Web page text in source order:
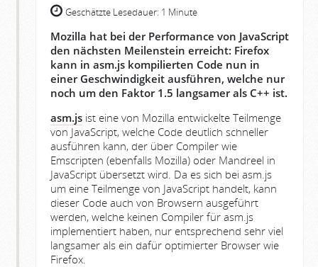
Geschätzte Lesedauer: 1 Minute
Mozilla hat bei der Performance von JavaScript
den nächsten Meilenstein erreicht: Firefox
kann in asm.js kompilierten Code nun in
einer Geschwindigkeit ausführen, welche nur
noch um den Faktor 1.5 langsamer als C++ ist.
asm.js ist eine von Mozilla entwickelte Teilmenge
von JavaScript, welche Code deutlich schneller
ausführen kann, der über Compiler wie
Emscripten (ebenfalls Mozilla) oder Mandreel in
JavaScript übersetzt wird. Da es sich bei asm.js
um eine Teilmenge von JavaScript handelt, kann
dieser Code auch von Browsern ausgeführt
werden, welche keinen Compiler für asm.js
implementiert haben, nur entsprechend sehr viel
langsamer als ein dafür optimierter Browser wie
Firefox.